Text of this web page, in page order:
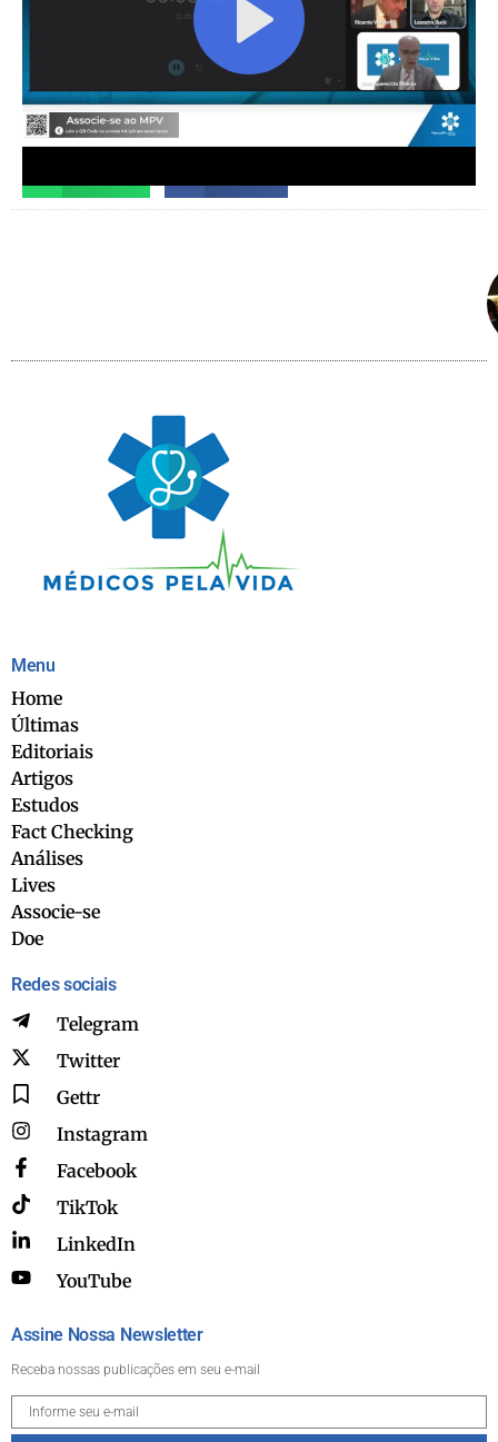
Facebook
Menu
Home
Últimas
Editoriais
Artigos
Estudos
Fact Checking
Análises
Lives
Associe-se
Doe
Redes sociais
Telegram
Twitter
Gettr
Instagram
Facebook
TikTok
LinkedIn
YouTube
Assine Nossa Newsletter
Receba nossas publicações em seu e-mail